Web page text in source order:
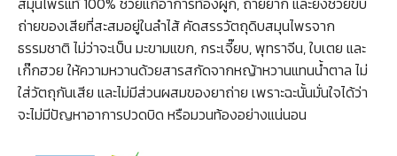
ถ่ายของเสียที่สะสมอยู่ในลำไส้ คัดสรรวัตถุดิบสมุนไพรจาก
ธรรมชาติ ไม่ว่าจะเป็น มะขามแขก, กระเจี๊ยบ, พุทราจีน, ใบเตย และ
เก๊กฮวย ให้ความหวานด้วยสารสกัดจากหญ้าหวานแทนน้ำตาล ไม่
ใส่วัตถุกันเสีย และไม่มีส่วนผสมของยาถ่าย เพราะฉะนั้นมั่นใจได้ว่า
จะไม่มีปัญหาอาการปวดบิด หรือมวนท้องอย่างแน่นอน